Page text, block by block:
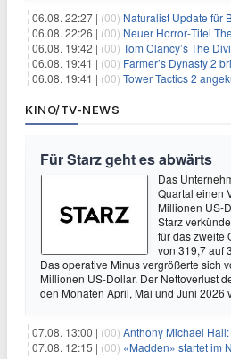
06.08. 22:27 | (00) Naturalist Update für Ball x Pit
06.08. 22:26 | (00) Neuer Horror‑Titel
06.08. 19:42 | (00) Tom Clancy’s The Division
06.08. 19:41 | (00) Farmer’s Dynasty 2
06.08. 19:41 | (00) Tower Tactics 2 angekündigt: Tower
KINO/TV-NEWS
Für Starz geht es abwärts
Das
Quartal einen
Millionen US-
Starz
für das zweite
von 319,7 auf
Das operative Minus vergrößerte sich
Millionen US-Dollar. Der Nettoverlust
den Monaten April, Mai und Juni 2026
07.08. 13:00 | (00) Anthony Michael Hall: John Hughes
07.08. 12:15 | (00) «Madden» startet im